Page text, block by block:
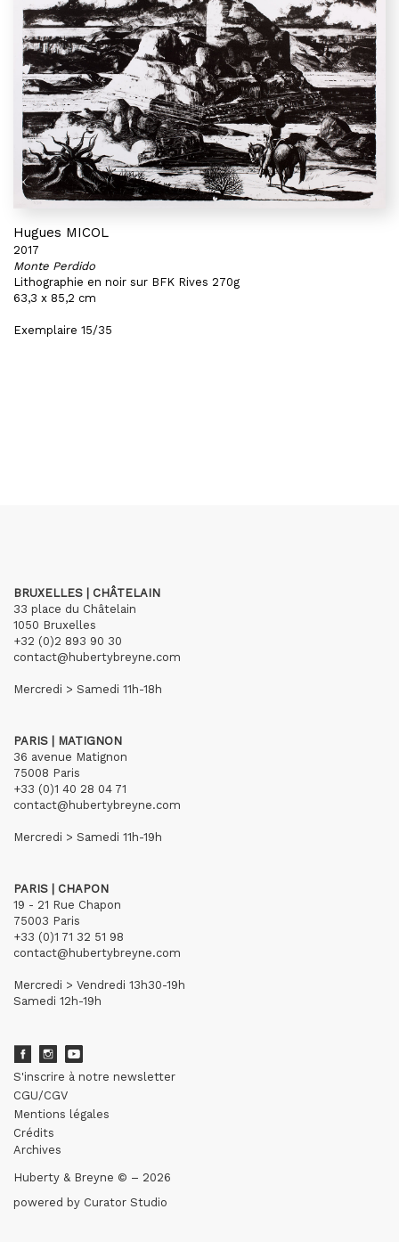
Hugues MICOL
2017
Monte Perdido
Lithographie en noir sur BFK Rives 270g
63,3 x 85,2 cm
Exemplaire 15/35
BRUXELLES | CHÂTELAIN
33 place du Châtelain
1050 Bruxelles
+32 (0)2 893 90 30
contact@hubertybreyne.com
Mercredi > Samedi 11h-18h
PARIS | MATIGNON
36 avenue Matignon
75008 Paris
+33 (0)1 40 28 04 71
contact@hubertybreyne.com
Mercredi > Samedi 11h-19h
PARIS | CHAPON
19 - 21 Rue Chapon
75003 Paris
+33 (0)1 71 32 51 98
contact@hubertybreyne.com
Mercredi > Vendredi 13h30-19h
Samedi 12h-19h
S'inscrire à notre newsletter
CGU/CGV
Mentions légales
Crédits
Archives
Huberty & Breyne © – 2026
powered by Curator Studio